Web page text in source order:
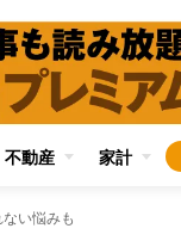
不動産 家計
い悩みも